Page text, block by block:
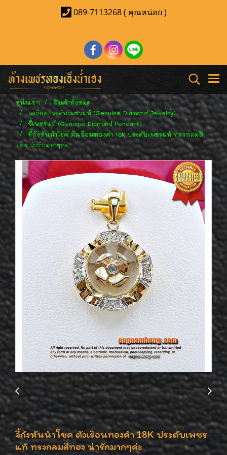
089-7113268 ( คุณหน่อย )
หน้าแรก
สินค้าทั้งหมด
เครื่องประดับเพชรแท้ (Genuine Diamond Jewelry)
จี้เพชรแท้ (Genuine Diamond Pendant)
จี้กังหันนำโชค ตัวเรือนทองคำ 18K ประดับเพชรแท้ ทรงกลมสี
ทอง น่ารักมากๆค่ะ
จี้กังหันนำโชค ตัวเรือนทองคำ 18K ประดับเพชร
แท้ ทรงกลมสีทอง น่ารักมากๆค่ะ